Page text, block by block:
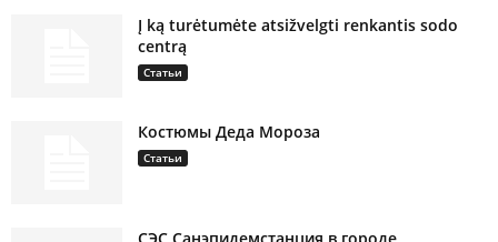
Į ką turėtumėte atsižvelgti renkantis sodo
centrą
Статьи
Костюмы Деда Мороза
Статьи